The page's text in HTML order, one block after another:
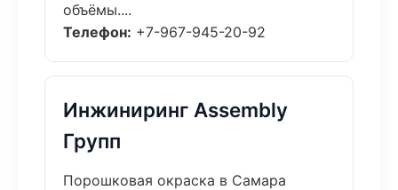
объёмы....
Телефон: +7-967-945-20-92
Инжиниринг Assembly
Групп
Порошковая окраска в Самара